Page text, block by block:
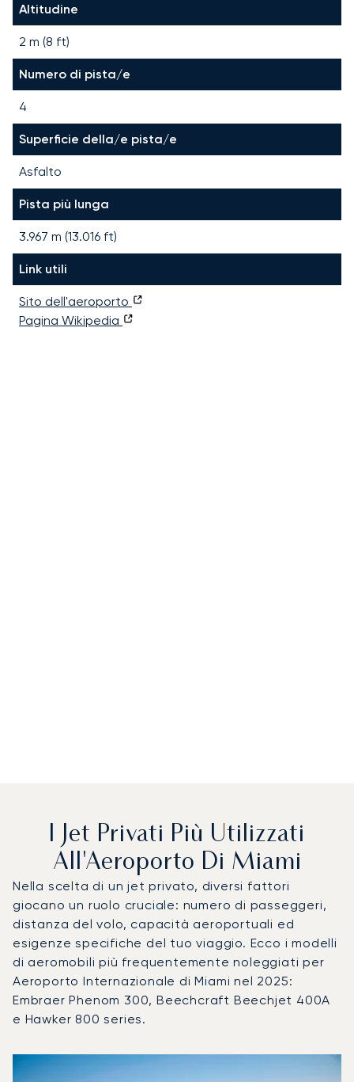
Altitudine
2 m (8 ft)
Numero di pista/e
4
Superficie della/e pista/e
Asfalto
Pista più lunga
3.967 m (13.016 ft)
Link utili
Sito dell'aeroporto
Pagina Wikipedia
I Jet Privati Più Utilizzati
All'Aeroporto Di Miami
Nella scelta di un jet privato, diversi fattori
giocano un ruolo cruciale: numero di passeggeri,
distanza del volo, capacità aeroportuali ed
esigenze specifiche del tuo viaggio. Ecco i modelli
di aeromobili più frequentemente noleggiati per
Aeroporto Internazionale di Miami nel 2025:
Embraer Phenom 300, Beechcraft Beechjet 400A
e Hawker 800 series.
Foto dell'aeromobileModello di aeromobile
Posti